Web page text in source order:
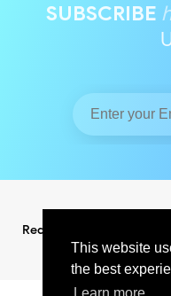
This website
the best
SUBSCRIBE
Redaksi